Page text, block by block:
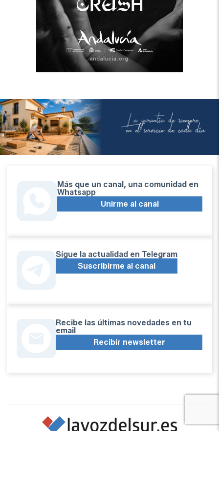
Más que un canal, una comunidad en
Whatsapp
Unirme al canal
Sígue la actualidad en Telegram
Suscribirme al canal
Recibe las últimas novedades en tu
email
Recibir newsletter